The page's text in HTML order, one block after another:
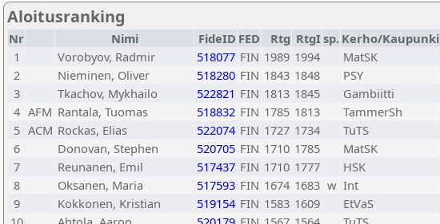
Aloitusranking
Nr Nimi FideID FED Rtg RtgIsp. Kerho/Kaupunki
1
Vorobyov, Radmir 518077 FIN 1989 1994
MatSK
2
Nieminen, Oliver 518280 FIN 1843 1848
PSY
3
Tkachov, Mykhailo 522821 FIN 1813 1845
Gambiitti
4 AFM Rantala, Tuomas 518832 FIN 1785 1813
TammerSh
5 ACM Rockas, Elias 522074 FIN 1727 1734
TuTS
6
Donovan, Stephen 520705 FIN 1710 1785
MatSK
7
Reunanen, Emil 517437 FIN 1710 1777
HSK
8
Oksanen, Maria 517593 FIN 1674 1683 w Int
9
Kokkonen, Kristian 519154 FIN 1583 1609
EtVaS